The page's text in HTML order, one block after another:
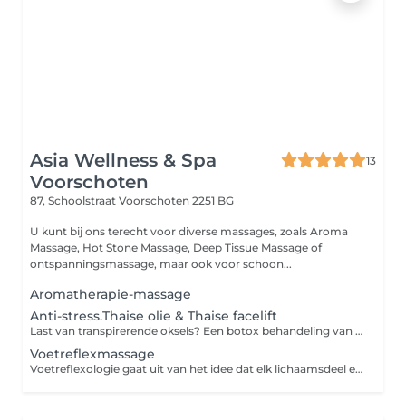
Asia Wellness & Spa
Voorschoten
13
87, Schoolstraat Voorschoten 2251 BG
U kunt bij ons terecht voor diverse massages, zoals Aroma
Massage, Hot Stone Massage, Deep Tissue Massage of
ontspanningsmassage, maar ook voor schoon...
Aromatherapie-massage
Anti-stress.Thaise olie & Thaise facelift
Last van transpirerende oksels? Een botox behandeling van anti-transpiratie onder de oksels kan uitkomst bieden. Bij de behandeling worden meerdere prikjes per oksel gezet. De botox blokkeert de zenuwen die de zweetklieren aansturen waardoor je minder of geen zweet meer produceert.
Voetreflexmassage
Voetreflexologie gaat uit van het idee dat elk lichaamsdeel en orgaan in verbinding staat met een specifiek punt op de voeten. Het masseren van bepaalde drukpunten brengt het lichaam weer in balans en zorgt zo voor een algeheel gevoel van welzijn.